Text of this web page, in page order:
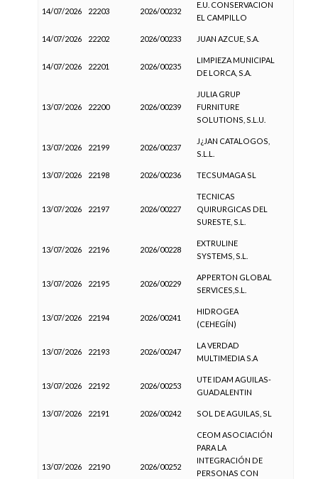
14/07/2026 22203 2026/00232
E.U. CONSERVACION
EL CAMPILLO
14/07/2026 22202 2026/00233 JUAN AZCUE, S.A.
14/07/2026 22201 2026/00235
LIMPIEZA MUNICIPAL
DE LORCA, S.A.
13/07/2026 22200 2026/00239
JULIA GRUP
FURNITURE
SOLUTIONS, S.L.U.
13/07/2026 22199 2026/00237
J¿JAN CATALOGOS,
S.L.L.
13/07/2026 22198 2026/00236 TECSUMAGA SL
13/07/2026 22197 2026/00227
TECNICAS
QUIRURGICAS DEL
SURESTE, S.L.
13/07/2026 22196 2026/00228
EXTRULINE
SYSTEMS, S.L.
13/07/2026 22195 2026/00229
APPERTON GLOBAL
SERVICES,S.L.
13/07/2026 22194 2026/00241
HIDROGEA
(CEHEGÍN)
13/07/2026 22193 2026/00247
LA VERDAD
MULTIMEDIA S.A
13/07/2026 22192 2026/00253
UTE IDAM AGUILAS-
GUADALENTIN
13/07/2026 22191 2026/00242 SOL DE AGUILAS, SL
13/07/2026 22190 2026/00252
CEOM ASOCIACIÓN
PARA LA
INTEGRACIÓN DE
PERSONAS CON